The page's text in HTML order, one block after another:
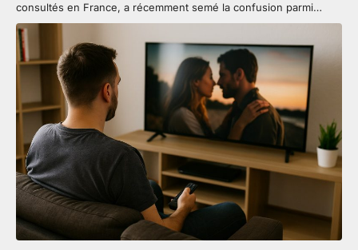
consultés en France, a récemment semé la confusion parmi…